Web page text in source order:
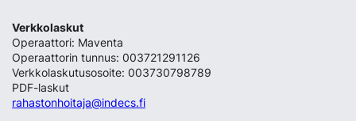
Verkkolaskut
Operaattori: Maventa
Operaattorin tunnus: 003721291126
Verkkolaskutusosoite: 003730798789
PDF-laskut
rahastonhoitaja@indecs.fi